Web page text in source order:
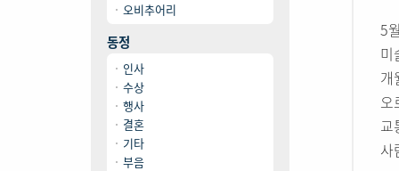
오비추어리
동정
인사
수상
행사
결혼
기타
부음
5
미
개
오
교
사